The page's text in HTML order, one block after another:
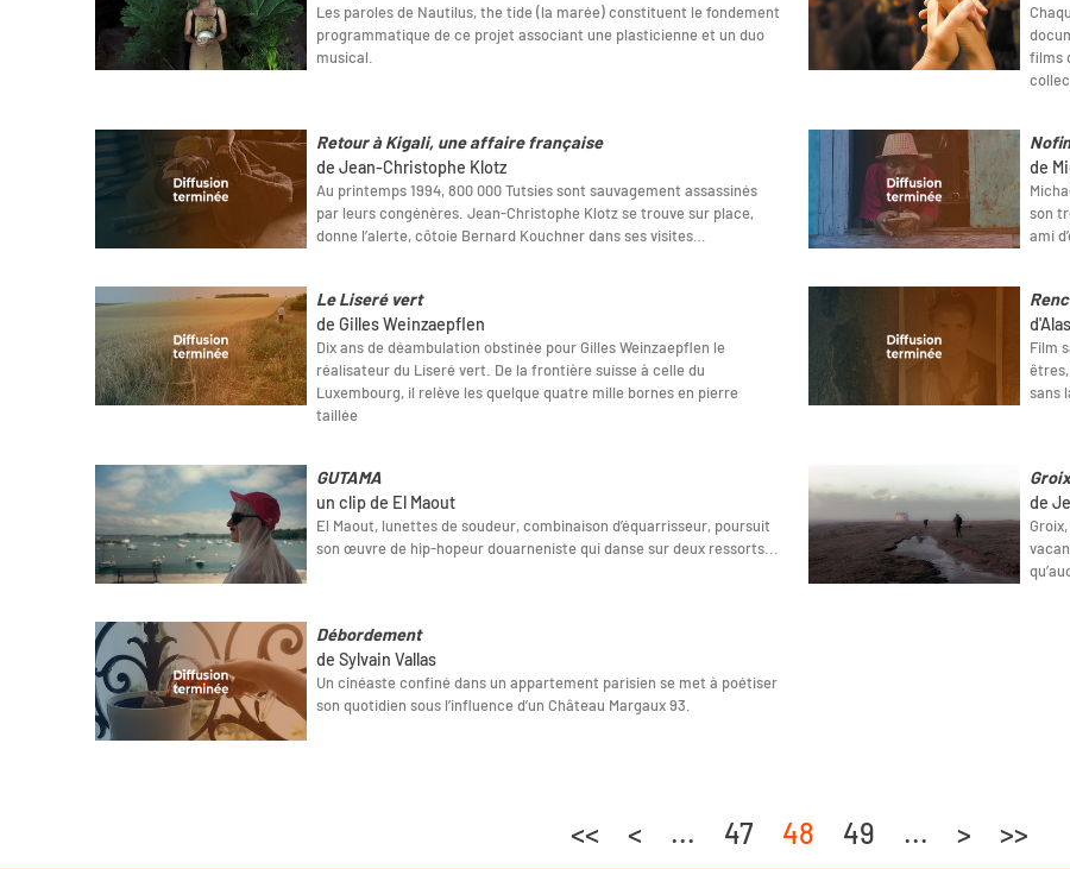
Les paroles de Nautilus, the tide (la marée) constituent le fondement
programmatique de ce projet associant une plasticienne et un duo
musical.
films
Retour à Kigali, une affaire française
de Jean-Christophe Klotz
Au printemps 1994, 800 000 Tutsies sont sauvagement assassinés
par leurs congénères. Jean-Christophe Klotz se trouve sur place,
donne l’alerte, côtoie Bernard Kouchner dans ses visites…
de
son
ami
Le Liseré vert
de Gilles Weinzaepflen
Dix ans de déambulation obstinée pour Gilles Weinzaepflen le
réalisateur du Liseré vert. De la frontière suisse à celle du
Luxembourg, il relève les quelque quatre mille bornes en pierre
taillée
Film
sans
GUTAMA
un clip de El Maout
El Maout, lunettes de soudeur, combinaison d’équarrisseur, poursuit
son œuvre de hip-hopeur douarneniste qui danse sur deux ressorts...
de
Débordement
de Sylvain Vallas
Un cinéaste confiné dans un appartement parisien se met à poétiser
son quotidien sous l’influence d’un Château Margaux 93.
<< < ... 47 48 49 ... > >>